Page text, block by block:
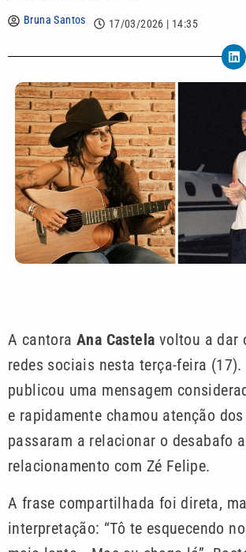
Bruna Santos 17/03/2026 | 14:35
A cantora Ana Castela voltou a dar
redes sociais nesta terça-feira
publicou uma mensagem
e rapidamente chamou atenção
passaram a relacionar o desabafo
relacionamento com Zé Felipe.
A frase compartilhada foi direta,
interpretação: “Tô te esquecendo